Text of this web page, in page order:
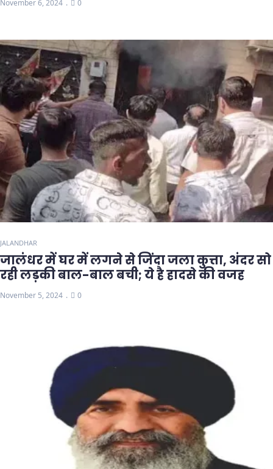
November 6, 2024 0
JALANDHAR
जालंधर में घर में लगने से जिंदा जला कुत्ता, अंदर सो
रही लड़की बाल-बाल बची; ये है हादसे की वजह
November 5, 2024 0